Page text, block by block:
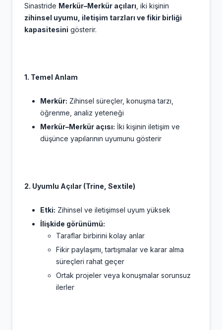
Sinastride Merkür–Merkür açıları , iki kişinin
zihinsel uyumu, iletişim tarzları ve fikir birliği
kapasitesini gösterir.
1. Temel Anlam
Merkür: Zihinsel süreçler, konuşma tarzı,
öğrenme, analiz yeteneği
Merkür–Merkür açısı: İki kişinin iletişim ve
düşünce yapılarının uyumunu gösterir
2. Uyumlu Açılar (Trine, Sextile)
Etki: Zihinsel ve iletişimsel uyum yüksek
İlişkide görünümü:
Taraflar birbirini kolay anlar
Fikir paylaşımı, tartışmalar ve karar alma
süreçleri rahat geçer
Ortak projeler veya konuşmalar sorunsuz
ilerler